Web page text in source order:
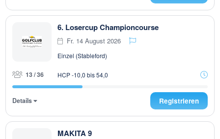
6. Losercup Championcourse
Fr. 14 August 2026
Einzel (Stableford)
13 / 36 HCP -10,0 bis 54,0
Details Registrieren
MAKITA 9